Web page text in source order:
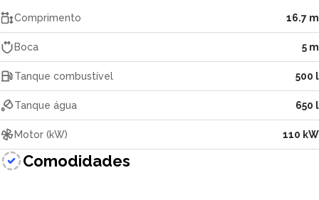
Comprimento 16.7 m
Boca 5 m
Tanque combustível 500 l
Tanque água 650 l
Motor (kW) 110 kW
Comodidades